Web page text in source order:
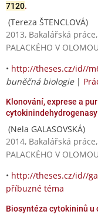
7120.
(Tereza ŠTENCLOVÁ)
2013, Bakalářská
PALACKÉHO V
• http://theses.cz/id//
buněčná biologie|
Klonování, exprese a
(Nela GALASOVSKÁ)
2014, Bakalářská
PALACKÉHO V
• http://theses.cz/id//
příbuzné téma
Biosyntéza cytokininů u